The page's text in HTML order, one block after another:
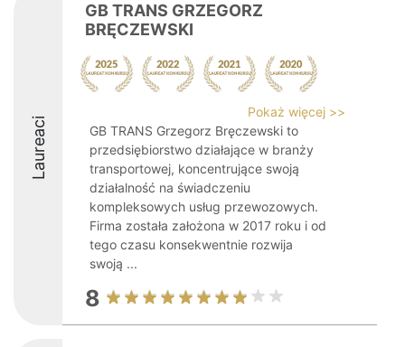
Laureaci
GB TRANS GRZEGORZ
BRĘCZEWSKI
Pokaż więcej >>
GB TRANS Grzegorz Bręczewski to
przedsiębiorstwo działające w branży
transportowej, koncentrujące swoją
działalność na świadczeniu
kompleksowych usług przewozowych.
Firma została założona w 2017 roku i od
tego czasu konsekwentnie rozwija
swoją ...
8